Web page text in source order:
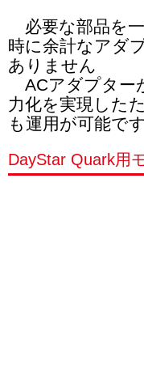
必要な部品を
時に余計なアダ
ありません
ACアダプター
力化を実現した
も運用が可能です
DayStar Quark用